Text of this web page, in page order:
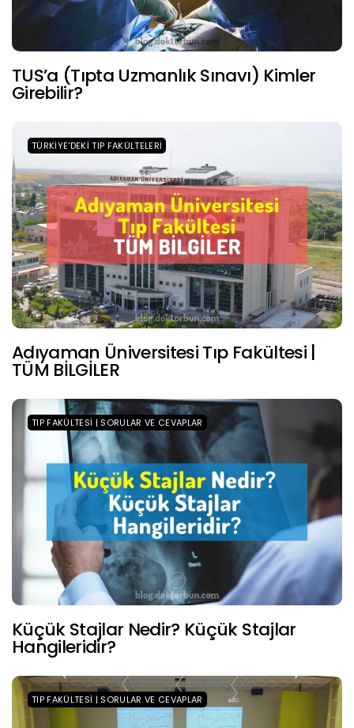
TUS’a (Tıpta Uzmanlık Sınavı) Kimler
Girebilir?
TÜRKIYE'DEKI TIP FAKÜLTELERI
Adıyaman Üniversitesi Tıp Fakültesi |
TÜM BİLGİLER
TIP FAKÜLTESI | SORULAR VE CEVAPLAR
Küçük Stajlar Nedir? Küçük Stajlar
Hangileridir?
TIP FAKÜLTESI | SORULAR VE CEVAPLAR